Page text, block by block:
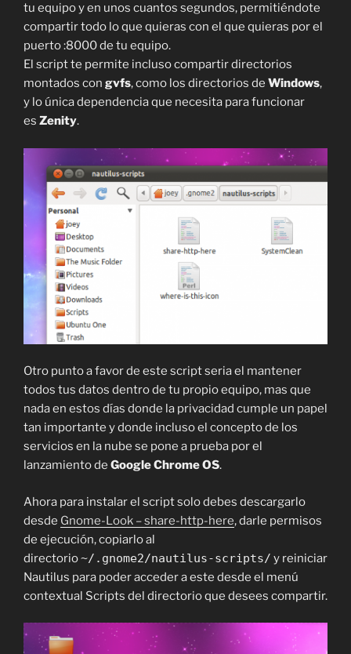
tu equipo y en unos cuantos segundos, permitiéndote
compartir todo lo que quieras con el que quieras por el
puerto :8000 de tu equipo.
El script te permite incluso compartir directorios
montados con gvfs, como los directorios de Windows,
y lo única dependencia que necesita para funcionar
es Zenity.
Otro punto a favor de este script seria el mantener
todos tus datos dentro de tu propio equipo, mas que
nada en estos días donde la privacidad cumple un papel
tan importante y donde incluso el concepto de los
servicios en la nube se pone a prueba por el
lanzamiento de Google Chrome OS.
Ahora para instalar el script solo debes descargarlo
desde Gnome-Look – share-http-here, darle permisos
de ejecución, copiarlo al
directorio~/.gnome2/nautilus-scripts/ y reiniciar
Nautilus para poder acceder a este desde el menú
contextual Scripts del directorio que desees compartir.